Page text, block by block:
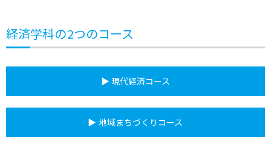
経済学科の2つのコース
▶ 現代経済コース
▶ 地域まちづくりコース